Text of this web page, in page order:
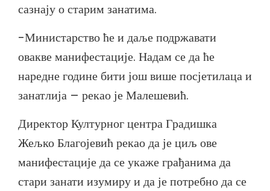
сазнају о старим занатима.
-Министарство ће и даље подржавати
овакве манифестације. Надам се да ће
наредне године бити још више посјетилаца и
занатлија – рекао је Малешевић.
Директор Културног центра Градишка
Жељко Благојевић рекао да је циљ ове
манифестације да се укаже грађанима да
стари занати изумиру и да је потребно да се